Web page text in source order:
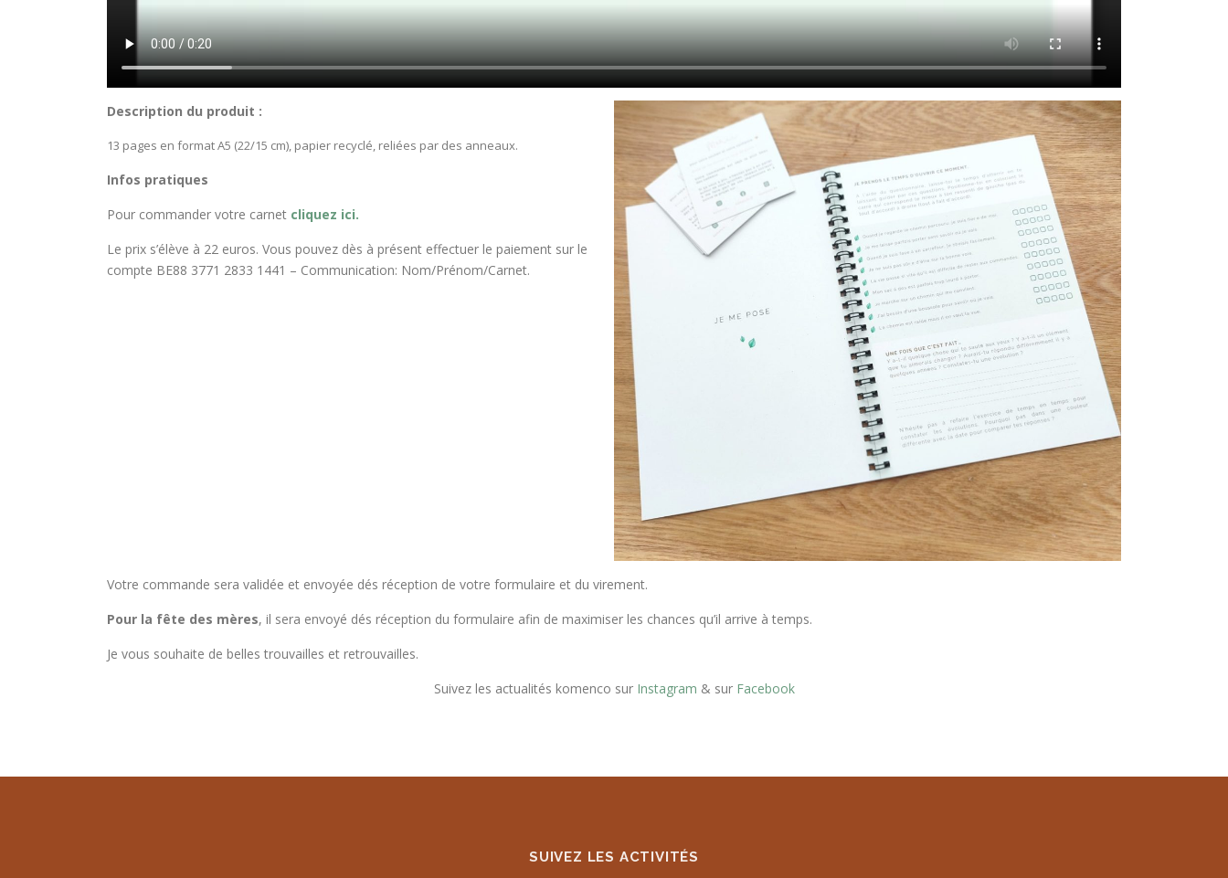
Description du produit :
13 pages en format A5 (22/15 cm), papier recyclé, reliées par des anneaux.
Infos pratiques
Pour commander votre carnet cliquez ici.
Le prix s’élève à 22 euros. Vous pouvez dès à présent effectuer le paiement sur le
compte BE88 3771 2833 1441 – Communication: Nom/Prénom/Carnet.
Votre commande sera validée et envoyée dés réception de votre formulaire et du virement.
Pour la fête des mères, il sera envoyé dés réception du formulaire afin de maximiser les chances qu’il arrive à temps.
Je vous souhaite de belles trouvailles et retrouvailles.
Suivez les actualités komenco sur Instagram & sur Facebook
SUIVEZ LES ACTIVITÉS